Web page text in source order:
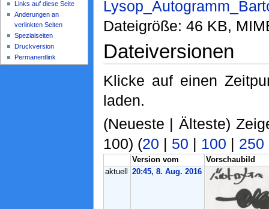
Dateigröße: 46 KB,
Dateiversionen
Klicke auf einen
laden.
(Neueste | Älteste)
100) (20 | 50 | 100 | 250
Version vom
Vorschaubild
aktuell
20:45, 8. Aug. 2016
Links auf diese Seite
Änderungen an
verlinkten Seiten
Spezialseiten
Druckversion
Permanentlink